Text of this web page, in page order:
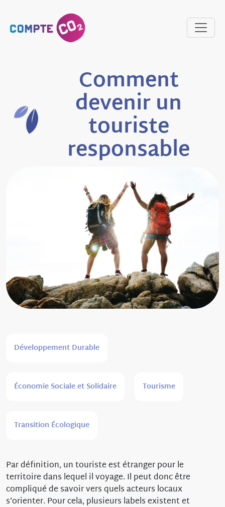
Comment
devenir un
touriste
responsable
Développement Durable
Économie Sociale et Solidaire Tourisme
Transition Écologique
Par définition, un touriste est étranger pour le
territoire dans lequel il voyage. Il peut donc être
compliqué de savoir vers quels acteurs locaux
s’orienter. Pour cela, plusieurs labels existent et